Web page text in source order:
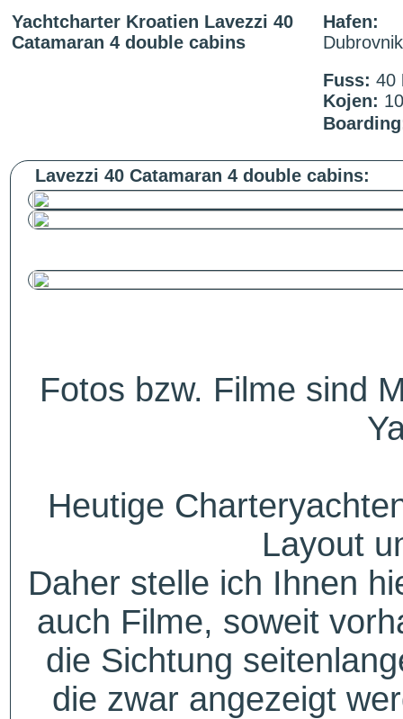
Yachtcharter Kroatien Lavezzi 40
Catamaran 4 double cabins
Hafen:
Dubrovnik
Fuss: 40
Kojen:
Lavezzi 40 Catamaran 4 double cabins:
Fotos bzw. Filme sind
Heutige
Layout
Daher stelle ich Ihnen
auch Filme, soweit
die Sichtung
die zwar angezeigt